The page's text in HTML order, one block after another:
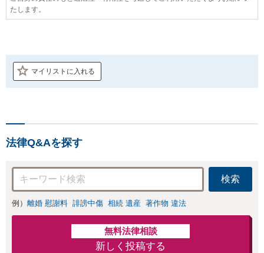
たします。
マイリストに入れる
法律Q&Aを探す
検索
例） 離婚 慰謝料 誹謗中傷 相続 遺産 著作物 違法
無料法律相談
新しく投稿する